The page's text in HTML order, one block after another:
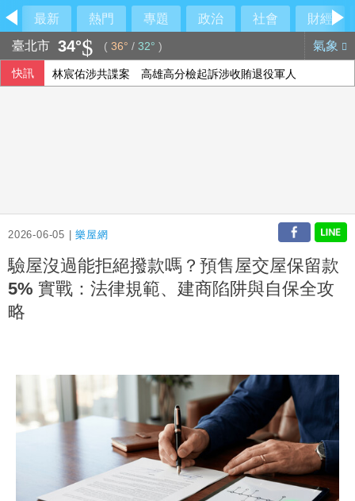
最新 熱門 專題 政治 社會
財經
臺北市 34° ( 36° / 32° ) 氣象
快訊
林宸佑涉共諜案 高雄高分檢起訴涉收賄退役軍人
台積電7月營收出爐 年增44.7%再創歷史新高
2026-06-05 |樂屋網
驗屋沒過能拒絕撥款嗎？預售屋交屋保留款
5% 實戰：法律規範、建商陷阱與自保全攻
略